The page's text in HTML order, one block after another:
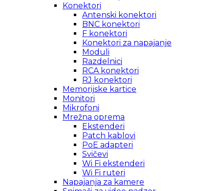
Konektori
Antenski konektori
BNC konektori
F konektori
Konektori za napajanje
Moduli
Razdelnici
RCA konektori
RJ konektori
Memorijske kartice
Monitori
Mikrofoni
Mrežna oprema
Ekstenderi
Patch kablovi
PoE adapteri
Svičevi
Wi Fi ekstenderi
Wi Fi ruteri
Napajanja za kamere